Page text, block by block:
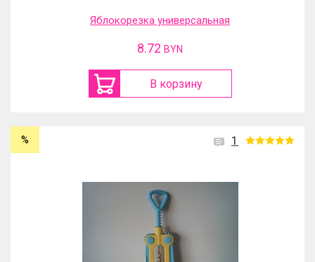
Яблокорезка универсальная
8.72 BYN
В корзину
1
%